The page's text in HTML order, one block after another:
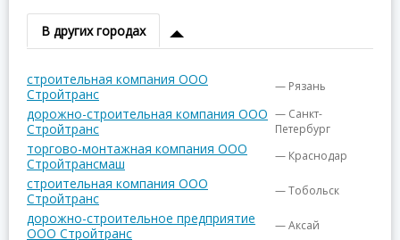
В других городах
строительная компания ООО
Стройтранс
— Рязань
дорожно-строительная компания ООО
Стройтранс
— Санкт-
Петербург
торгово-монтажная компания ООО
Стройтрансмаш
— Краснодар
строительная компания ООО
Стройтранс
— Тобольск
дорожно-строительное предприятие
ООО Стройтранс
— Аксай